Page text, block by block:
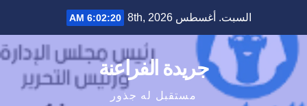
content
السبت. أغسطس 8th, 2026 6:02:21 AM
جريدة الفراعنة
مستقبل له جذور